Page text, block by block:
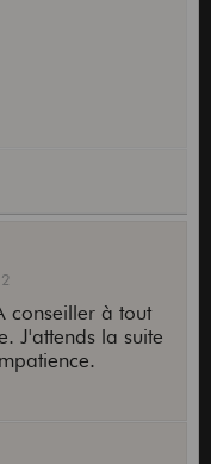
conseiller à tout
J'attends la suite